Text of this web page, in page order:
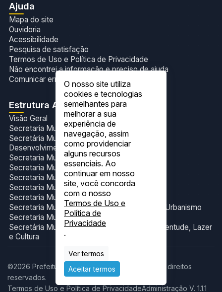
Ajuda
Mapa do site
Ouvidoria
Acessibilidade
Pesquisa de satisfação
Termos de Uso e Política de Privacidade
Não encontrei a informação e preciso de ajuda
Comunicar erros no site
Estrutura Administrativa
Visão Geral
Secretaria Municipal de Administração
Secretária Municipal de Agricultura,Pecuária e
Desenvolvimento Sustentável
Secretaria Municipal de Assistência Social
Secretaria Municipal de Assuntos Indígenas
Secretaria Municipal de Educação
Secretaria Municipal de Finanças
Secretaria Municipal de Meio Ambiente
Secretaria Municipal de Obras, Transportes e Urbanismo
Secretaria Municipal de Saúde
Secretária Municipal de Turismo, Esporte, Juventude, Lazer
e Cultura
©2026 Prefeitura Municipal de Itacajá. Todos os direitos
reservados.
Termos de Uso e Política de PrivacidadeAdministração V. 1.1.1
O nosso site utiliza
cookies e tecnologias
semelhantes para
melhorar a sua
experiência de
navegação, assim
como providenciar
alguns recursos
essenciais. Ao
continuar em nosso
site, você concorda
com o nosso
Termos de Uso e
Política de
Privacidade
.
Ver termos
Aceitar termos